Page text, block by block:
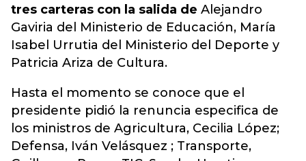
tres carteras con la salida de Alejandro
Gaviria del Ministerio de Educación, María
Isabel Urrutia del Ministerio del Deporte y
Patricia Ariza de Cultura.
Hasta el momento se conoce que el
presidente pidió la renuncia especifica de
los ministros de Agricultura, Cecilia López;
Defensa, Iván Velásquez ; Transporte,